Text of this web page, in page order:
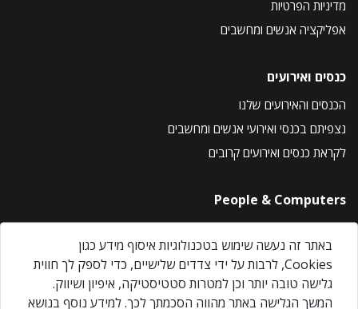
מדיניות הפרטיות
אפליקציה אנשים ומחשבים
כנסים ואירועים
הכנסים והאירועים שלנו
נצפיתם בכנסי ואירועי אנשים ומחשבים
לקראת כנסים ואירועים קרובים
People & Computers
About Us
Privacy Policy
Contact Us
Our Events
באתר זה נעשה שימוש בטכנולוגיות איסוף מידע כגון
Cookies, לרבות על ידי צדדים שלישיים, כדי לספק לך חווית
גלישה טובה יותר וכן למטרות סטטיסטיקה, איפיון ושיווק.
המשך הגלישה באתר מהווה הסכמתך לכך. למידע נוסף בנושא